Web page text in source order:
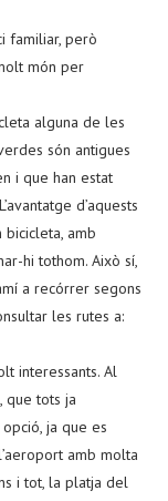
familiar, però
món per
alguna de les
són antigues
i que han estat
d’aquests
amb
hi tothom. Això sí,
a recórrer segons
les rutes a:
interessants. Al
que tots ja
ja que es
amb molta
i tot, la platja del